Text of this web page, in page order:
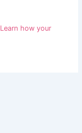
Learn how your